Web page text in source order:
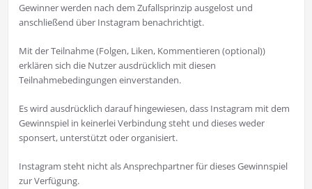
Gewinner werden nach dem Zufallsprinzip ausgelost und
anschließend über Instagram benachrichtigt.
Mit der Teilnahme (Folgen, Liken, Kommentieren (optional))
erklären sich die Nutzer ausdrücklich mit diesen
Teilnahmebedingungen einverstanden.
Es wird ausdrücklich darauf hingewiesen, dass Instagram mit dem
Gewinnspiel in keinerlei Verbindung steht und dieses weder
sponsert, unterstützt oder organisiert.
Instagram steht nicht als Ansprechpartner für dieses Gewinnspiel
zur Verfügung.